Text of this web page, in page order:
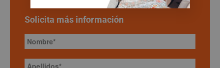
Solicita más información